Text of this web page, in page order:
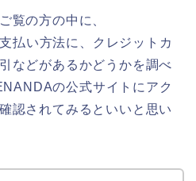
覧の方の中に、
払い方法に、クレジットカ
などがあるかどうかを調べ
の公式サイトにアク
認されてみるといいと思い